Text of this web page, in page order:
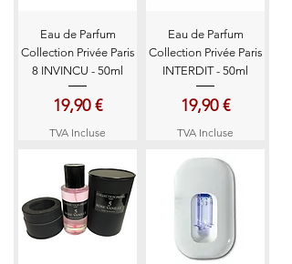
Eau de Parfum
Collection Privée Paris
8 INVINCU - 50ml
Prix
19,90 €
TVA Incluse
Eau de Parfum
Collection Privée Paris
INTERDIT - 50ml
Prix
19,90 €
TVA Incluse